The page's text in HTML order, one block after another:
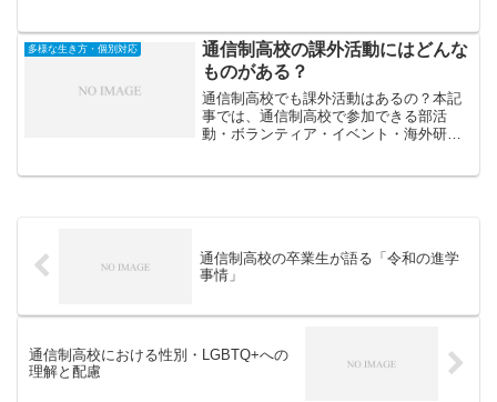
多様な生き方・個別対応
通信制高校の課外活動にはどんな
ものがある？
通信制高校でも課外活動はあるの？本記
事では、通信制高校で参加できる部活
動・ボランティア・イベント・海外研修
通信制高校の卒業生が語る「令和の進学
事情」
通信制高校における性別・LGBTQ+への
理解と配慮